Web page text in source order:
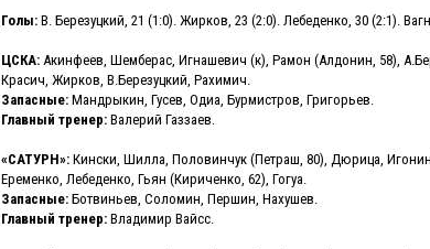
Голы: В. Березуцкий, 21 (1:0). Жирков, 23 (2:0). Лебеденко, 30 (2:1).
ЦСКА: Акинфеев, Шемберас, Игнашевич (к), Рамон (Алдонин, 58),
Красич, Жирков, В.Березуцкий, Рахимич.
Запасные: Мандрыкин, Гусев, Одиа, Бурмистров, Григорьев.
Главный тренер: Валерий Газзаев.
«САТУРН»: Кински, Шилла, Половинчук (Петраш, 80), Дюрица,
Еременко, Лебеденко, Гьян (Кириченко, 62), Гогуа.
Запасные: Ботвиньев, Соломин, Першин, Нахушев.
Главный тренер: Владимир Вайсс.